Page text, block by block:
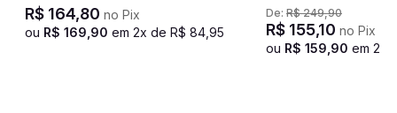
R$ 164,80 no Pix
ou R$ 169 90 em 2x de R$ 84, 95
De: R$ 249,90
R$ 155,10 no Pix
ou R$ 159 90 em 2